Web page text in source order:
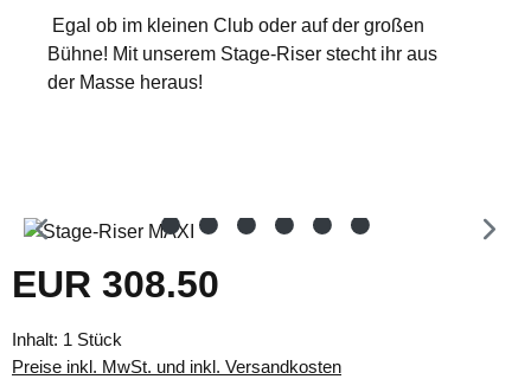
Egal ob im kleinen Club oder auf der großen
Bühne! Mit unserem Stage-Riser stecht ihr aus
der Masse heraus!
Bildergalerie überspringen
Regulärer Preis:
EUR 308.50
Inhalt: 1 Stück
Preise inkl. MwSt. und inkl. Versandkosten